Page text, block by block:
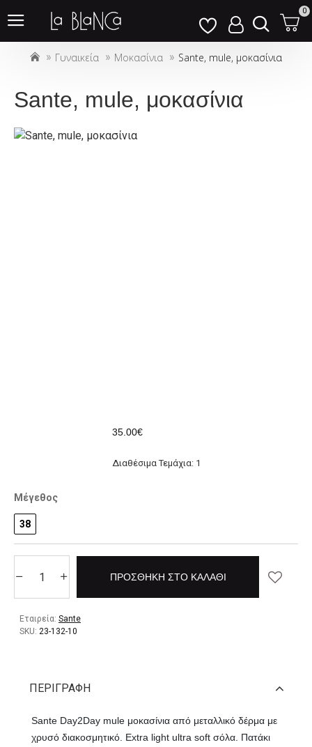
Αυτός
ο
ιστότοπος
ένα
σύστημα
προσβασιμότητας.
0
Γυναικεία Μοκασίνια Sante, mule, μοκασίνια
Sante, mule, μοκασίνια
Εταιρεία: Sante
SKU: 23-132-10
35.00€
Διαθέσιμα Τεμάχια: 1
Μέγεθος
38
ΠΡΟΣΘΉΚΗ ΣΤΟ ΚΑΛΆΘΙ
ΠΕΡΙΓΡΑΦΉ
Sante Day2Day mule μοκασίνια από μεταλλικό δέρμα με
χρυσό διακοσμητικό. Extra light ultra soft σόλα. Πατάκι